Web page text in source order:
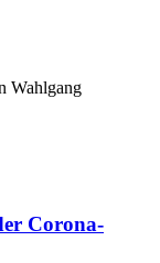
Wahlgang
Corona-